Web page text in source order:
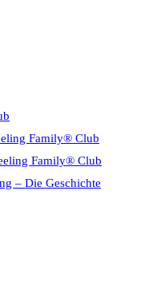
Family® Club
Family® Club
– Die Geschichte